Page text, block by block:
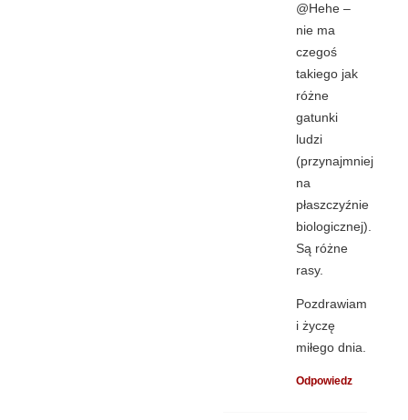
@Hehe –
nie ma
czegoś
takiego jak
różne
gatunki
ludzi
(przynajmniej
na
płaszczyźnie
biologicznej).
Są różne
rasy.
Pozdrawiam
i życzę
miłego dnia.
Odpowiedz